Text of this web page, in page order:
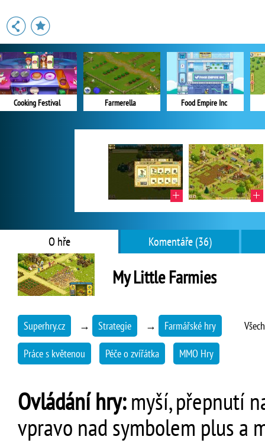
Cooking Festival Farmerella Food Empire Inc
O hře Komentáře (36)
My Little Farmies
Superhry.cz → Strategie → Farmářské hry
Práce s květenou Péče o zvířátka MMO Hry
Ovládání hry:myší, přepnutí
vpravo nad symbolem plus a